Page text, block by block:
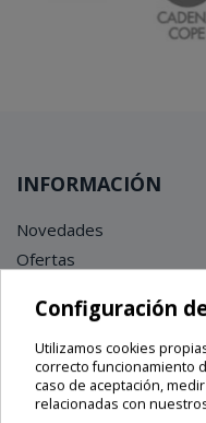
INFORMACIÓN
Novedades
Ofertas
Blog
Sobre nosotros
Contacto
Términos y condiciones
Configuración
Utilizamos cookies
correcto funcionamiento
caso de aceptación,
relacionadas con